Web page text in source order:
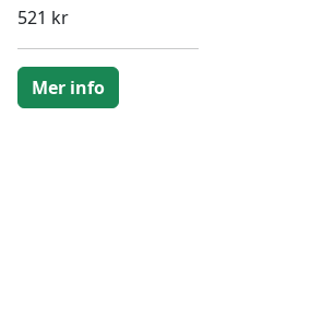
521 kr
Mer info